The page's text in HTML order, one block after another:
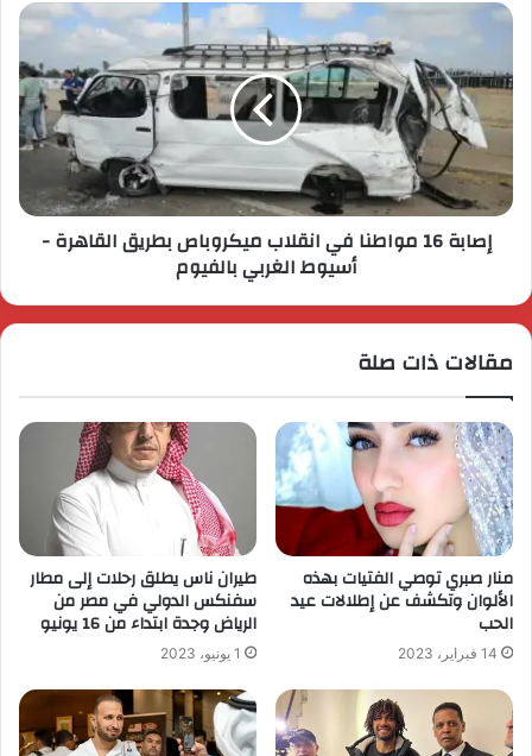
إصابة 16 مواطنا في انقلاب ميكروباص بطريق القاهرة -
أسيوط الغربي بالفيوم
مقالات ذات صلة
منار صبري توصي الفتيات بهذه
الألوان وتكشف عن إطلالات عيد
الحب
14 فبراير، 2023
طيران ناس يطلق رحلات إلى مطار
سفنكس الدولي في مصر من
الرياض وجدة ابتداء من 16 يونيو
1 يونيو، 2023